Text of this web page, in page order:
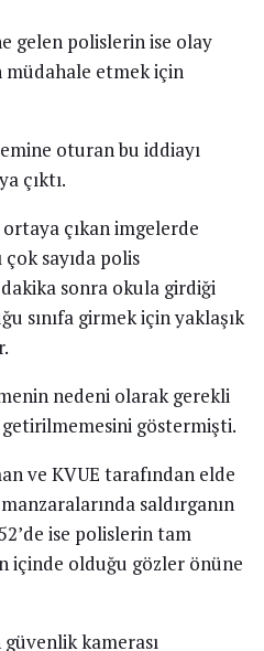
gelen polislerin ise olay
müdahale etmek için
oturan bu iddiayı
çıktı.
çıkan imgelerde
sayıda polis
sonra okula girdiği
sınıfa girmek için yaklaşık
nedeni olarak gerekli
göstermişti.
ve KVUE tarafından elde
saldırganın
ise polislerin tam
içinde olduğu gözler önüne
kamerası